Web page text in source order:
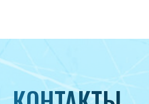
8 495 233-79-79
8 985 233-79-79